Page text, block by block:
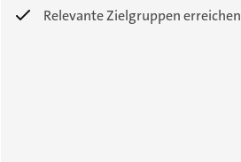
Relevante Zielgruppen erreichen